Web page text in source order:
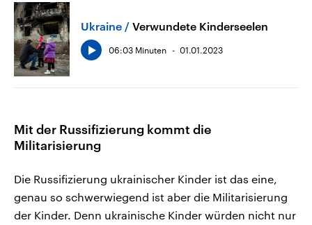
Ukraine Verwundete Kinderseelen
06:03 Minuten 01.01.2023
Mit der Russifizierung kommt die
Militarisierung
Die Russifizierung ukrainischer Kinder ist das eine,
genau so schwerwiegend ist aber die Militarisierung
der Kinder. Denn ukrainische Kinder würden nicht nur